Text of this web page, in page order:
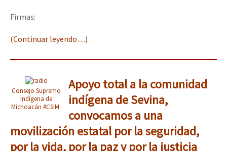
Firmas:
(Continuar leyendo…)
Consejo Supremo
Indígena de
Michoacán #CSIM
Apoyo total a la comunidad
indígena de Sevina,
convocamos a una
movilización estatal por la seguridad,
por la vida, por la paz y por la justicia